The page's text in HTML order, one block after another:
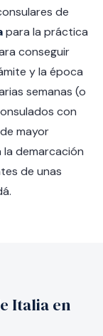
de
para la práctica
conseguir
y la época
semanas (o
con
mayor
demarcación
de unas
Italia en